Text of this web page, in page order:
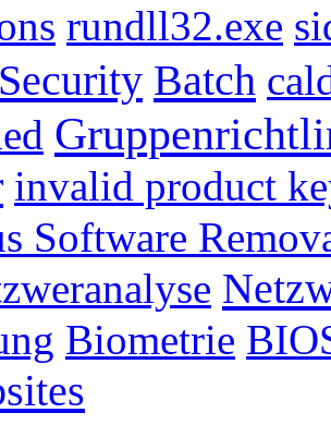
rundll32.exe
Batch
invalid product
Software
Biometrie